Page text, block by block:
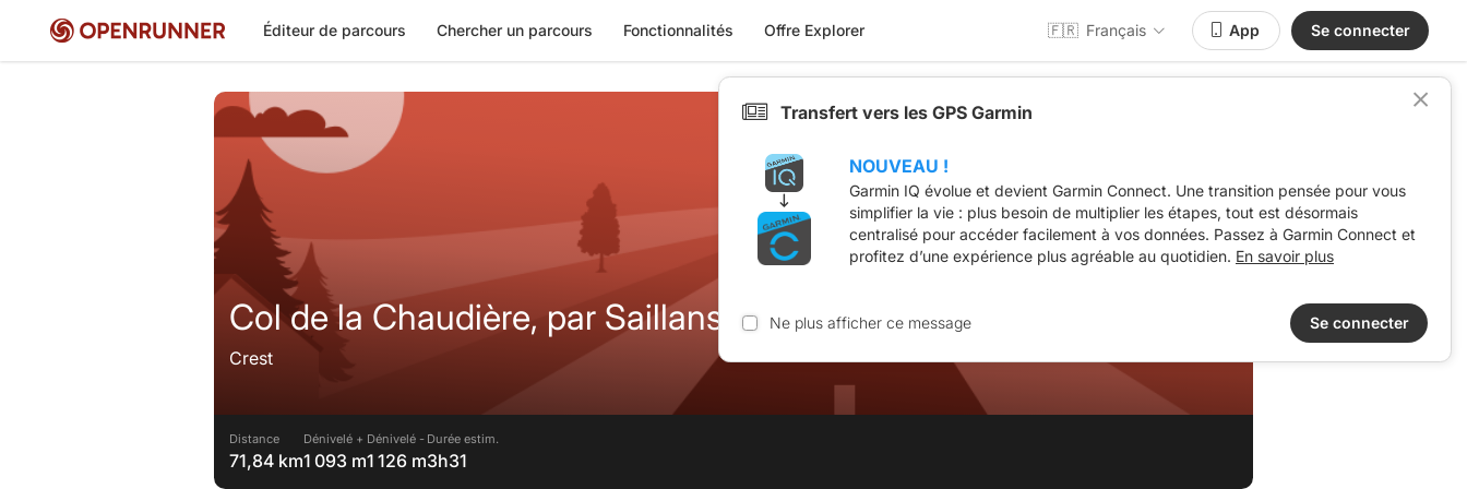
Éditeur de parcours Chercher un parcours Fonctionnalités Offre Explorer 🇫🇷 Français App Se connecter
Col de la Chaudière, par Saillans
Crest
Distance
71,84 km
Dénivelé +
1 093 m
Dénivelé -
1 126 m
Durée estim.
3h31
Transfert vers les GPS Garmin
NOUVEAU !
Garmin IQ évolue et devient Garmin Connect. Une transition pensée pour vous
simplifier la vie : plus besoin de multiplier les étapes, tout est désormais
centralisé pour accéder facilement à vos données. Passez à Garmin Connect et
profitez d’une expérience plus agréable au quotidien. En savoir plus
Ne plus afficher ce message Se connecter